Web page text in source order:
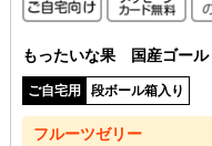
もったいな果 国産ゴール
ご自宅用 段ボール箱入り
フルーツゼリー